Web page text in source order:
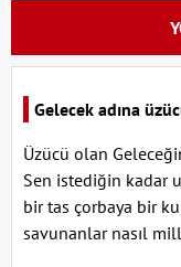
Gelecek adına
Üzücü olan
Sen istediğin kadar
bir tas çorbaya bir
savunanlar nasıl